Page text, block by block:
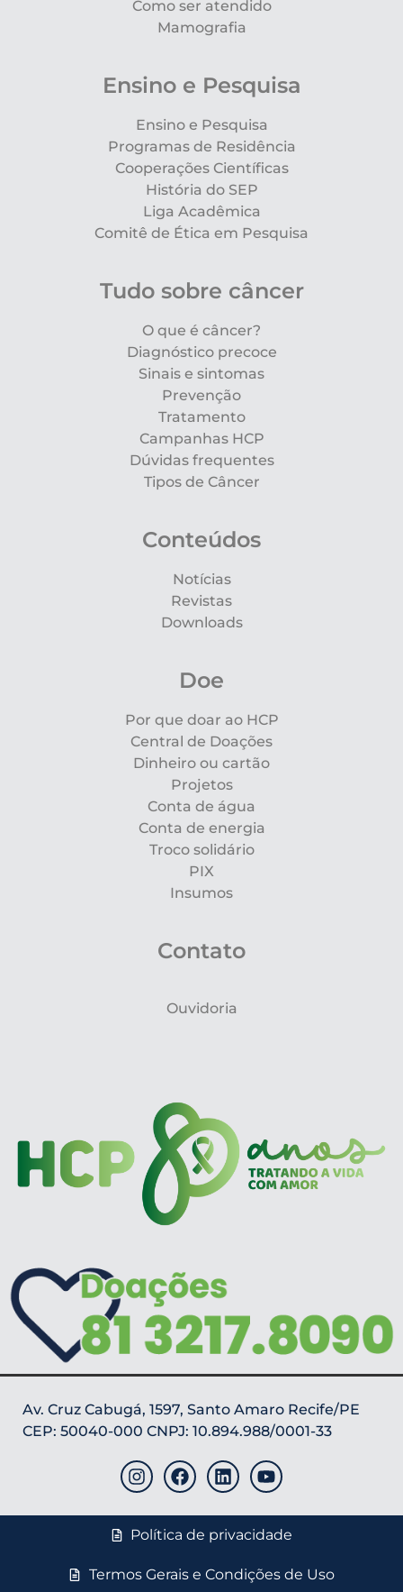
Como ser atendido
Mamografia
Ensino e Pesquisa
Ensino e Pesquisa
Programas de Residência
Cooperações Científicas
História do SEP
Liga Acadêmica
Comitê de Ética em Pesquisa
Tudo sobre câncer
O que é câncer?
Diagnóstico precoce
Sinais e sintomas
Prevenção
Tratamento
Campanhas HCP
Dúvidas frequentes
Tipos de Câncer
Conteúdos
Notícias
Revistas
Downloads
Doe
Por que doar ao HCP
Central de Doações
Dinheiro ou cartão
Projetos
Conta de água
Conta de energia
Troco solidário
PIX
Insumos
Contato
Ouvidoria
Av. Cruz Cabugá, 1597, Santo Amaro Recife/PE
CEP: 50040-000 CNPJ: 10.894.988/0001-33
Política de privacidade
Termos Gerais e Condições de Uso